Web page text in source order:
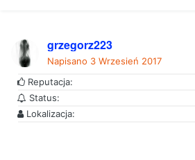
grzegorz223
Napisano 3 Wrzesień 2017
Reputacja:
Status:
Lokalizacja: